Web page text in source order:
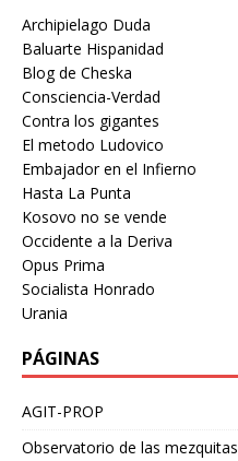
Archipielago Duda
Baluarte Hispanidad
Blog de Cheska
Consciencia-Verdad
Contra los gigantes
El metodo Ludovico
Embajador en el Infierno
Hasta La Punta
Kosovo no se vende
Occidente a la Deriva
Opus Prima
Socialista Honrado
Urania
PÁGINAS
AGIT-PROP
Observatorio de las mezquitas